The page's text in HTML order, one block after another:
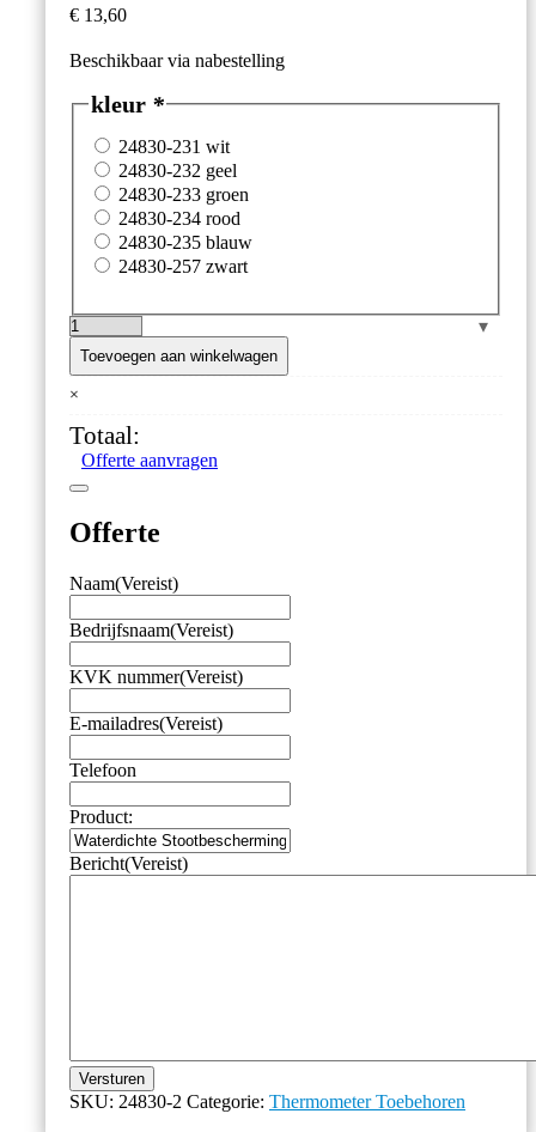
€ 13,60
Beschikbaar via nabestelling
kleur *
24830-231 wit
24830-232 geel
24830-233 groen
24830-234 rood
24830-235 blauw
24830-257 zwart
Waterdichte
Stootbescherming
aantal
Toevoegen aan winkelwagen
×
Totaal:
Offerte aanvragen
Offerte
Naam(Vereist)
Bedrijfsnaam(Vereist)
KVK nummer(Vereist)
E-mailadres(Vereist)
Telefoon
Product:
Bericht(Vereist)
Versturen
SKU: 24830-2 Categorie: Thermometer Toebehoren